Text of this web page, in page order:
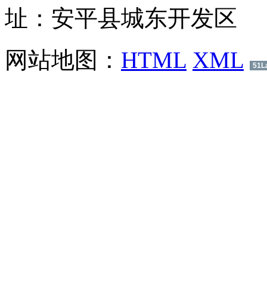
址：安平县城东开发区
网站地图： HTML XML